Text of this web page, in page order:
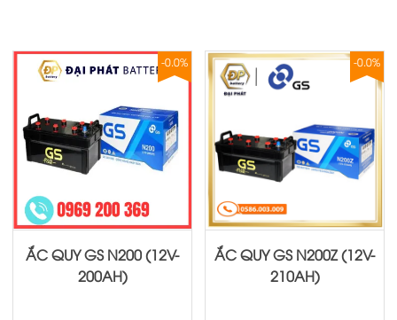
-0.0%
ẮC QUY GS N200 (12V-
200AH)
-0.0%
ẮC QUY GS N200Z (12V-
210AH)